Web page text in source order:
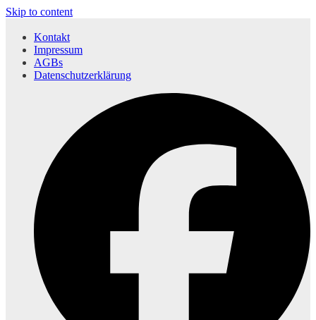
Skip to content
Kontakt
Impressum
AGBs
Datenschutzerklärung